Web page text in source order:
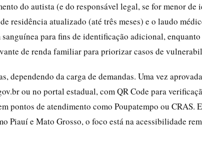
do autista (e do responsável legal, se for menor de
residência atualizado (até três meses) e o laudo
para fins de identificação adicional,
de renda familiar para priorizar casos de
dependendo da carga de demandas. Uma vez
ou no portal estadual, com QR Code para
pontos de atendimento como Poupatempo ou CRAS.
Piauí e Mato Grosso, o foco está na acessibilidade